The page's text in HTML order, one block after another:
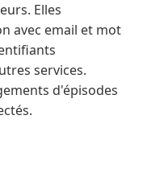
Elles
avec email et mot
services.
d'épisodes